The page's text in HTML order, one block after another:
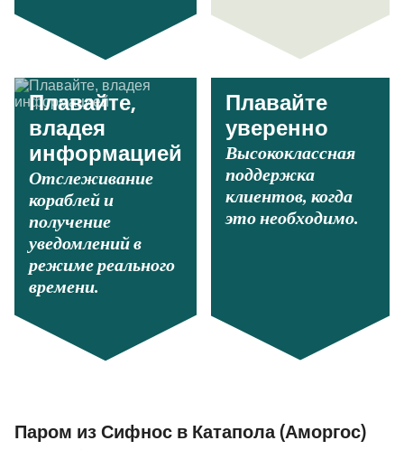
Плавайте,
владея
информацией
Отслеживание
кораблей и
получение
уведомлений в
режиме реального
времени.
Плавайте
уверенно
Высококлассная
поддержка
клиентов, когда
это необходимо.
Паром из Сифнос в Катапола (Аморгос)